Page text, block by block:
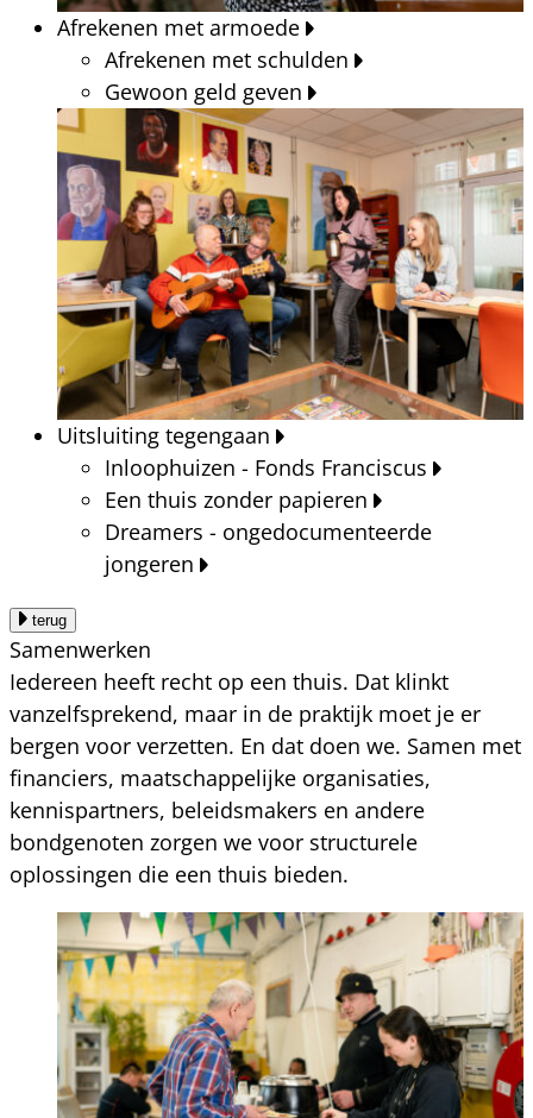
Afrekenen met armoede
Afrekenen met schulden
Gewoon geld geven
Uitsluiting tegengaan
Inloophuizen - Fonds Franciscus
Een thuis zonder papieren
Dreamers - ongedocumenteerde
jongeren
terug
Samenwerken
Iedereen heeft recht op een thuis. Dat klinkt
vanzelfsprekend, maar in de praktijk moet je er
bergen voor verzetten. En dat doen we. Samen met
financiers, maatschappelijke organisaties,
kennispartners, beleidsmakers en andere
bondgenoten zorgen we voor structurele
oplossingen die een thuis bieden.